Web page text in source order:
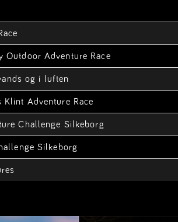
Outdoor Adventure Race
og i luften
Klint Adventure Race
Challenge Silkeborg
Silkeborg